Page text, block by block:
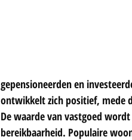
gepensioneerden en
ontwikkelt zich positief, mede
De waarde van vastgoed
bereikbaarheid. Populaire